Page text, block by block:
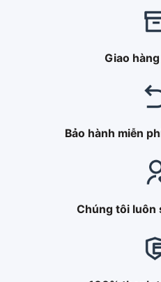
Giao
Bảo hành miễn
Chúng tôi luôn